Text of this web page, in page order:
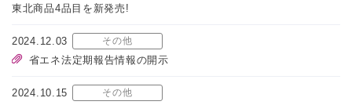
東北商品4品目を新発売!
2024.12.03 その他
省エネ法定期報告情報の開示
2024.10.15 その他